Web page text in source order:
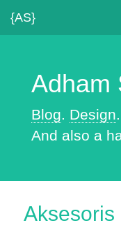
{AS}
Adham
Blog. Design
And also a
Aksesoris